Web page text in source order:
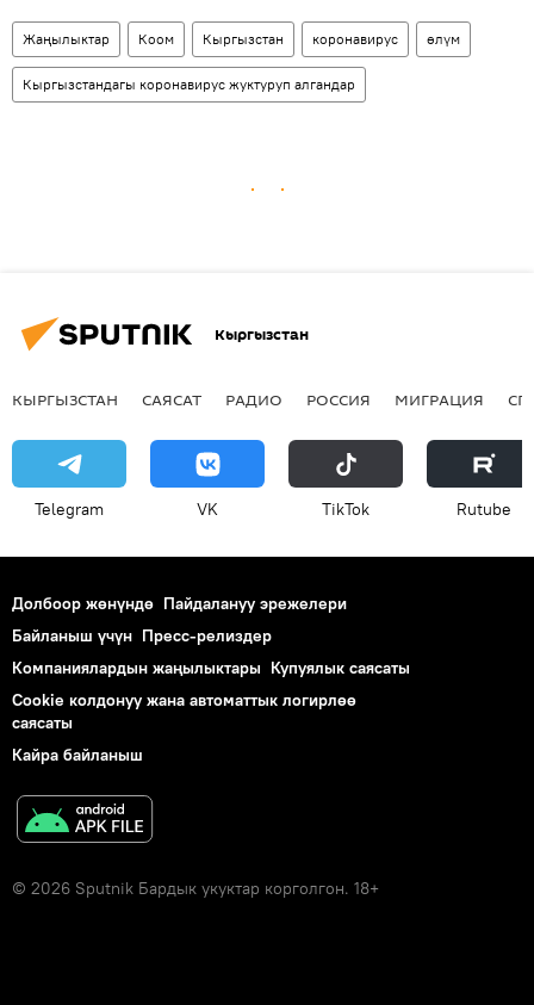
Жаңылыктар Коом Кыргызстан коронавирус өлүм
Кыргызстандагы коронавирус жуктуруп алгандар
Кыргызстан
КЫРГЫЗСТАН САЯСАТ РАДИО РОССИЯ МИГРАЦИЯ
Telegram VK ТikТоk Rutube
Долбоор жөнүндө Пайдалануу эрежелери
Байланыш үчүн Пресс-релиздер
Компаниялардын жаңылыктары Купуялык саясаты
Cookie колдонуу жана автоматтык логирлөө
саясаты
Кайра байланыш
© 2026 Sputnik Бардык укуктар корголгон. 18+